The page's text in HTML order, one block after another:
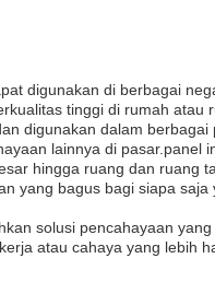
digunakan di berbagai
tinggi di rumah atau
digunakan dalam berbagai
lainnya di pasar.panel
hingga ruang dan ruang
yang bagus bagi siapa
solusi pencahayaan
atau cahaya yang lebih